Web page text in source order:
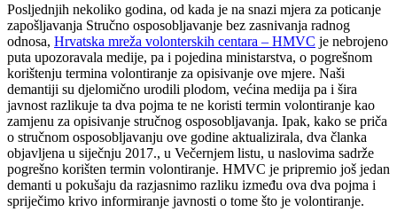
Posljednjih nekoliko godina, od kada je na snazi mjera za poticanje
zapošljavanja Stručno osposobljavanje bez zasnivanja radnog
odnosa, Hrvatska mreža volonterskih centara – HMVC je nebrojeno
puta upozoravala medije, pa i pojedina ministarstva, o pogrešnom
korištenju termina volontiranje za opisivanje ove mjere. Naši
demantiji su djelomično urodili plodom, većina medija pa i šira
javnost razlikuje ta dva pojma te ne koristi termin volontiranje kao
zamjenu za opisivanje stručnog osposobljavanja. Ipak, kako se priča
o stručnom osposobljavanju ove godine aktualizirala, dva članka
objavljena u siječnju 2017., u Večernjem listu, u naslovima sadrže
pogrešno korišten termin volontiranje. HMVC je pripremio još jedan
demanti u pokušaju da razjasnimo razliku između ova dva pojma i
spriječimo krivo informiranje javnosti o tome što je volontiranje.